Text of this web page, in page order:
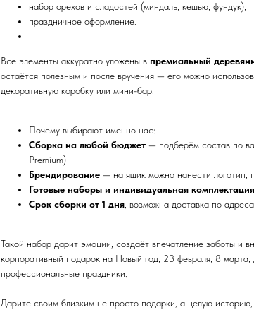
набор орехов и сладостей (миндаль, кешью, фундук),
праздничное оформление.
Все элементы аккуратно уложены в премиальный
остаётся полезным и после вручения — его можно
декоративную коробку или мини-бар.
Почему выбирают именно нас:
Сборка на любой бюджет — подберём состав по
Premium)
Брендирование — на ящик можно нанести логотип,
Готовые наборы и индивидуальная комплектация
Срок сборки от 1 дня , возможна доставка по
Такой набор дарит эмоции, создаёт впечатление заботы и
корпоративный подарок на Новый год, 23 февраля, 8
профессиональные праздники.
Дарите своим близким не просто подарки, а целую